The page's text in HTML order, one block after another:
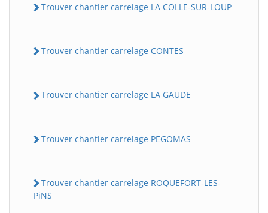
Trouver chantier carrelage LA COLLE-SUR-LOUP
Trouver chantier carrelage CONTES
Trouver chantier carrelage LA GAUDE
Trouver chantier carrelage PEGOMAS
Trouver chantier carrelage ROQUEFORT-LES-
PiNS